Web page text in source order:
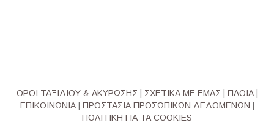
ΟΡΟΙ ΤΑΞΙΔΙΟΥ & ΑΚΥΡΩΣΗΣ ΣΧΕΤΙΚΑ ΜΕ ΕΜΑΣ ΠΛΟΙΑ|
ΕΠΙΚΟΙΝΩΝΙΑ| ΠΡΟΣΤΑΣΙΑ ΠΡΟΣΩΠΙΚΩΝ ΔΕΔΟΜΕΝΩΝ
ΠΟΛΙΤΙΚΗ ΓΙΑ ΤΑ COOKIES